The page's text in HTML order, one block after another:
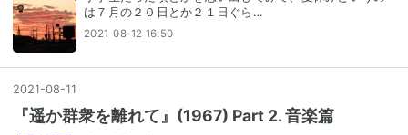
は７月の２０日とか２１日ぐら…
2021-08-12 16:50
2021 -08-11
『遥か群衆を離れて』(1967) Part 2. 音楽篇